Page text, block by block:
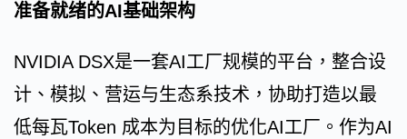
准备就绪的AI基础架构
NVIDIA DSX是一套AI工厂规模的平台，整合设
计、模拟、营运与生态系技术，协助打造以最
低每瓦Token 成本为目标的优化AI工厂。作为AI